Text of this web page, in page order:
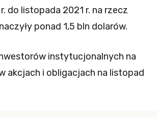
do listopada 2021 r. na rzecz
ponad 1,5 bln dolarów.
instytucjonalnych na
akcjach i obligacjach na listopad